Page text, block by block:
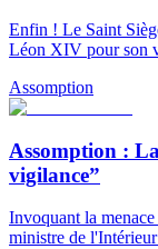
Enfin ! Le Saint
Léon XIV pour son
Assomption
Assomption :
vigilance”
Invoquant la menace
ministre de